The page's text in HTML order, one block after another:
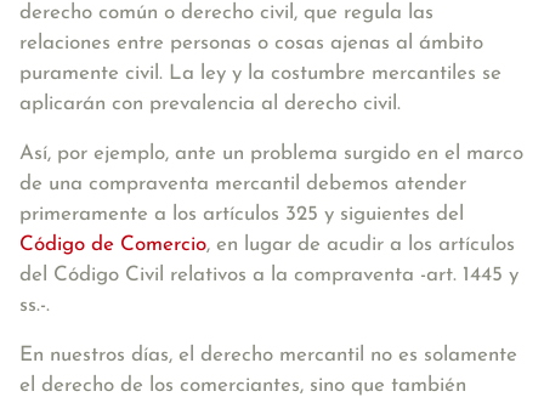
derecho común o derecho civil, que regula las
relaciones entre personas o cosas ajenas al ámbito
puramente civil. La ley y la costumbre mercantiles se
aplicarán con prevalencia al derecho civil.
Así, por ejemplo, ante un problema surgido en el marco
de una compraventa mercantil debemos atender
primeramente a los artículos 325 y siguientes del
Código de Comercio, en lugar de acudir a los artículos
del Código Civil relativos a la compraventa -art. 1445 y
ss.-.
En nuestros días, el derecho mercantil no es solamente
el derecho de los comerciantes, sino que también